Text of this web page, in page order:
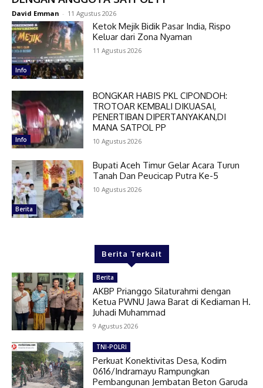
David Emman - 11 Agustus 2026
Info
Ketok Mejik Bidik Pasar India, Rispo
Keluar dari Zona Nyaman
11 Agustus 2026
Info
BONGKAR HABIS PKL CIPONDOH:
TROTOAR KEMBALI DIKUASAI,
PENERTIBAN DIPERTANYAKAN,DI
MANA SATPOL PP
10 Agustus 2026
Berita
Bupati Aceh Timur Gelar Acara Turun
Tanah Dan Peucicap Putra Ke-5
10 Agustus 2026
Berita Terkait
Berita
AKBP Prianggo Silaturahmi dengan
Ketua PWNU Jawa Barat di Kediaman H.
Juhadi Muhammad
9 Agustus 2026
TNI-POLRI
Perkuat Konektivitas Desa, Kodim
0616/Indramayu Rampungkan
Pembangunan Jembatan Beton Garuda